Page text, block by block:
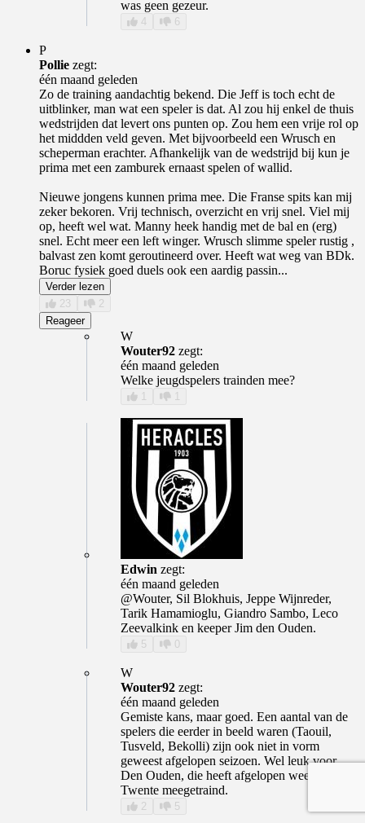
was geen gezeur.
4 6
P
Pollie zegt:
één maand geleden
Zo de training aandachtig bekend. Die Jeff is toch echt de
uitblinker, man wat een speler is dat. Al zou hij enkel de thuis
wedstrijden dat levert ons punten op. Zou hem een vrije rol op
het middden veld geven. Met bijvoorbeeld een Wrusch en
scheperman erachter. Afhankelijk van de wedstrijd bij kun je
prima met een zamburek ernaast spelen of wallid.
Nieuwe jongens kunnen prima mee. Die Franse spits kan mij
zeker bekoren. Vrij technisch, overzicht en vrij snel. Viel mij
op, heeft wel wat. Manny heek handig met de bal en (erg)
snel. Echt meer een left winger. Wrusch slimme speler rustig ,
balvast zen komt geroutineerd over. Heeft wat weg van BDk.
Boruc fysiek goed duels ook een aardig passin...
Verder lezen
23
2
Reageer
W
Wouter92 zegt:
één maand geleden
Welke jeugdspelers trainden mee?
1 1
Edwin zegt:
één maand geleden
@Wouter, Sil Blokhuis, Jeppe Wijnreder,
Tarik Hamamioglu, Giandro Sambo, Leco
Zeevalkink en keeper Jim den Ouden.
5 0
W
Wouter92 zegt:
één maand geleden
Gemiste kans, maar goed. Een aantal van de
spelers die eerder in beeld waren (Taouil,
Tusveld, Bekolli) zijn ook niet in vorm
geweest afgelopen seizoen. Wel leuk voor
Den Ouden, die heeft afgelopen week ook bij
Twente meegetraind.
2 5